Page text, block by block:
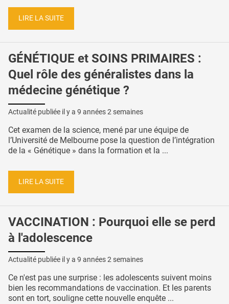
LIRE LA SUITE
GÉNÉTIQUE et SOINS PRIMAIRES :
Quel rôle des généralistes dans la
médecine génétique ?
Actualité publiée il y a 9 années 2 semaines
Cet examen de la science, mené par une équipe de
l’Université de Melbourne pose la question de l’intégration
de la « Génétique » dans la formation et la ...
LIRE LA SUITE
VACCINATION : Pourquoi elle se perd
à l'adolescence
Actualité publiée il y a 9 années 2 semaines
Ce n'est pas une surprise : les adolescents suivent moins
bien les recommandations de vaccination. Et les parents
sont en tort, souligne cette nouvelle enquête ...